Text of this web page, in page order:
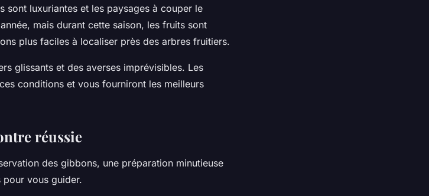
sont luxuriantes et les paysages à couper le
mais durant cette saison, les fruits sont
plus faciles à localiser près des arbres fruitiers.
glissants et des averses imprévisibles. Les
conditions et vous fourniront les meilleurs
réussie
des gibbons, une préparation minutieuse
pour vous guider.